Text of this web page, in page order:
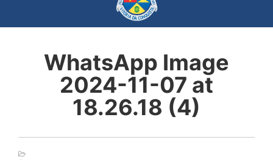
WhatsApp Image
2024-11-07 at
18.26.18 (4)